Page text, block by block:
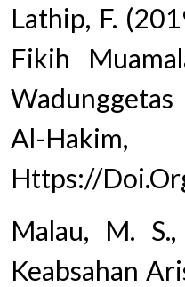
Lathip, F.
Fikih
Al-
Https://
Malau, M.
Keabsahan